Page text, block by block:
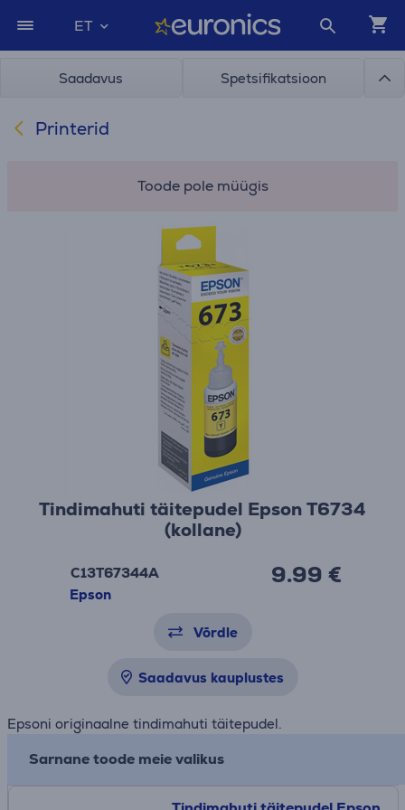
ET
Saadavus Spetsifikatsioon
Printerid
Toode pole müügis
Tindimahuti täitepudel Epson T6734
(kollane)
C13T67344A
Epson
9.99 €
Võrdle
Saadavus kauplustes
Epsoni originaalne tindimahuti täitepudel.
Sarnane toode meie valikus